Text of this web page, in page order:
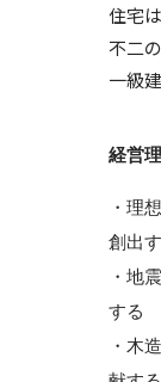
住宅
不二
一級
経営
・理
創出
・地
する
・木